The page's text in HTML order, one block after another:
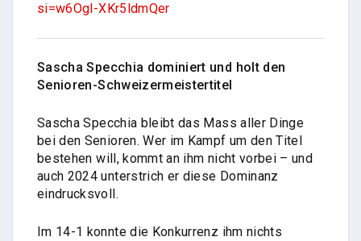
si=w6Ogl-XKr5ldmQer
Sascha Specchia dominiert und holt den
Senioren-Schweizermeistertitel
Sascha Specchia bleibt das Mass aller Dinge
bei den Senioren. Wer im Kampf um den Titel
bestehen will, kommt an ihm nicht vorbei – und
auch 2024 unterstrich er diese Dominanz
eindrucksvoll.
Im 14-1 konnte die Konkurrenz ihm nichts